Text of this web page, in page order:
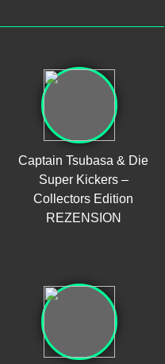
Captain Tsubasa & Die
Super Kickers –
Collectors Edition
REZENSION